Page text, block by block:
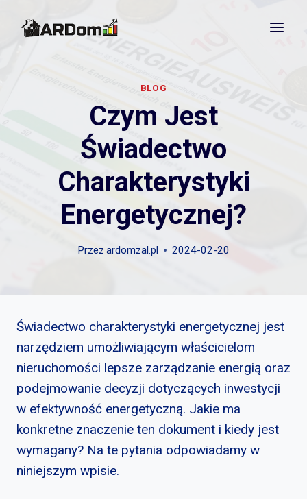
BLOG
Czym Jest
Świadectwo
Charakterystyki
Energetycznej?
Przez ardomzal.pl 2024-02-20
Świadectwo charakterystyki energetycznej jest
narzędziem umożliwiającym właścicielom
nieruchomości lepsze zarządzanie energią oraz
podejmowanie decyzji dotyczących inwestycji
w efektywność energetyczną. Jakie ma
konkretne znaczenie ten dokument i kiedy jest
wymagany? Na te pytania odpowiadamy w
niniejszym wpisie.